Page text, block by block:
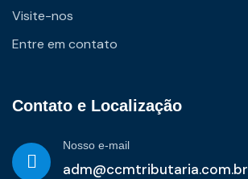
Visite-nos
Entre em contato
Contato e Localização
Nosso e-mail
adm@ccmtributaria.com.br